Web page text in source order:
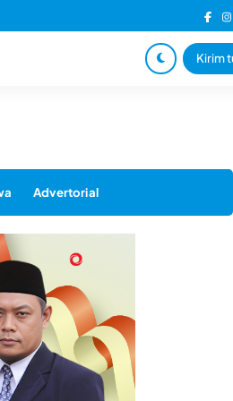
Kirim
Advertorial